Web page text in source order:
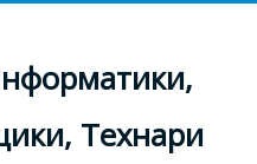
Технари